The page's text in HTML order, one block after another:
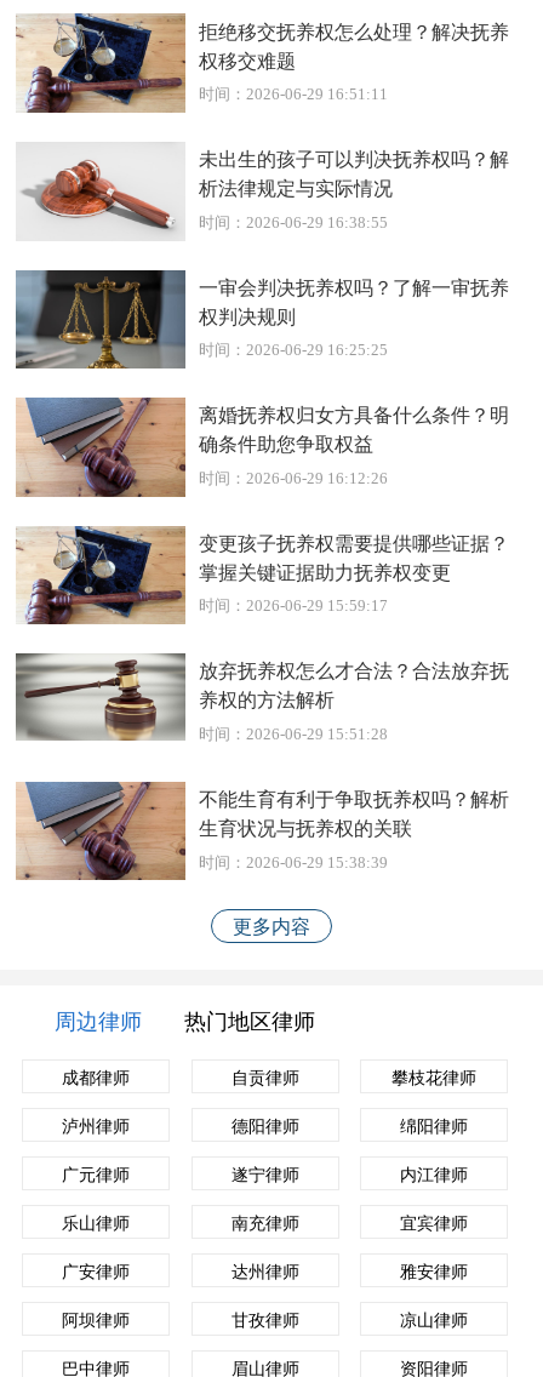
拒绝移交抚养权怎么处理？解决抚养
权移交难题
时间：2026-06-29 16:51:11
未出生的孩子可以判决抚养权吗？解
析法律规定与实际情况
时间：2026-06-29 16:38:55
一审会判决抚养权吗？了解一审抚养
权判决规则
时间：2026-06-29 16:25:25
离婚抚养权归女方具备什么条件？明
确条件助您争取权益
时间：2026-06-29 16:12:26
变更孩子抚养权需要提供哪些证据？
掌握关键证据助力抚养权变更
时间：2026-06-29 15:59:17
放弃抚养权怎么才合法？合法放弃抚
养权的方法解析
时间：2026-06-29 15:51:28
不能生育有利于争取抚养权吗？解析
生育状况与抚养权的关联
时间：2026-06-29 15:38:39
更多内容
周边律师 热门地区律师
成都律师 自贡律师 攀枝花律师
泸州律师 德阳律师 绵阳律师
广元律师 遂宁律师 内江律师
乐山律师 南充律师 宜宾律师
广安律师 达州律师 雅安律师
阿坝律师 甘孜律师 凉山律师
巴中律师 眉山律师 资阳律师